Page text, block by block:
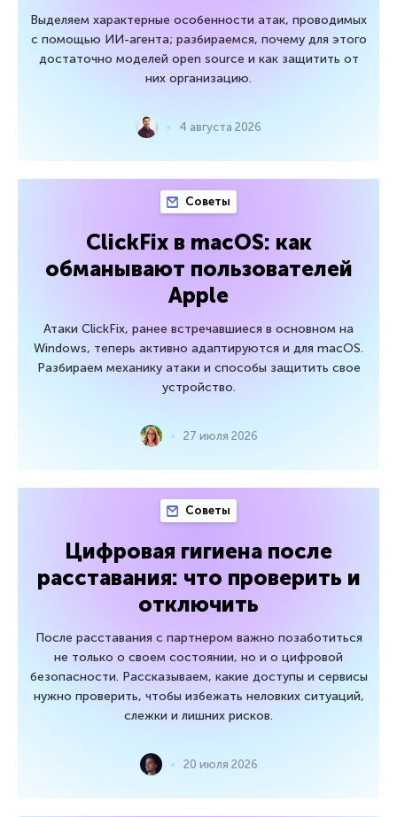
Выделяем характерные особенности атак, проводимых
с помощью ИИ-агента; разбираемся, почему для этого
достаточно моделей open source и как защитить от
них организацию.
4 августа 2026
Советы
ClickFix в macOS: как
обманывают пользователей
Apple
Атаки ClickFix, ранее встречавшиеся в основном на
Windows, теперь активно адаптируются и для macOS.
Разбираем механику атаки и способы защитить свое
устройство.
27 июля 2026
Советы
Цифровая гигиена после
расставания: что проверить и
отключить
После расставания с партнером важно позаботиться
не только о своем состоянии, но и о цифровой
безопасности. Рассказываем, какие доступы и сервисы
нужно проверить, чтобы избежать неловких ситуаций,
слежки и лишних рисков.
20 июля 2026